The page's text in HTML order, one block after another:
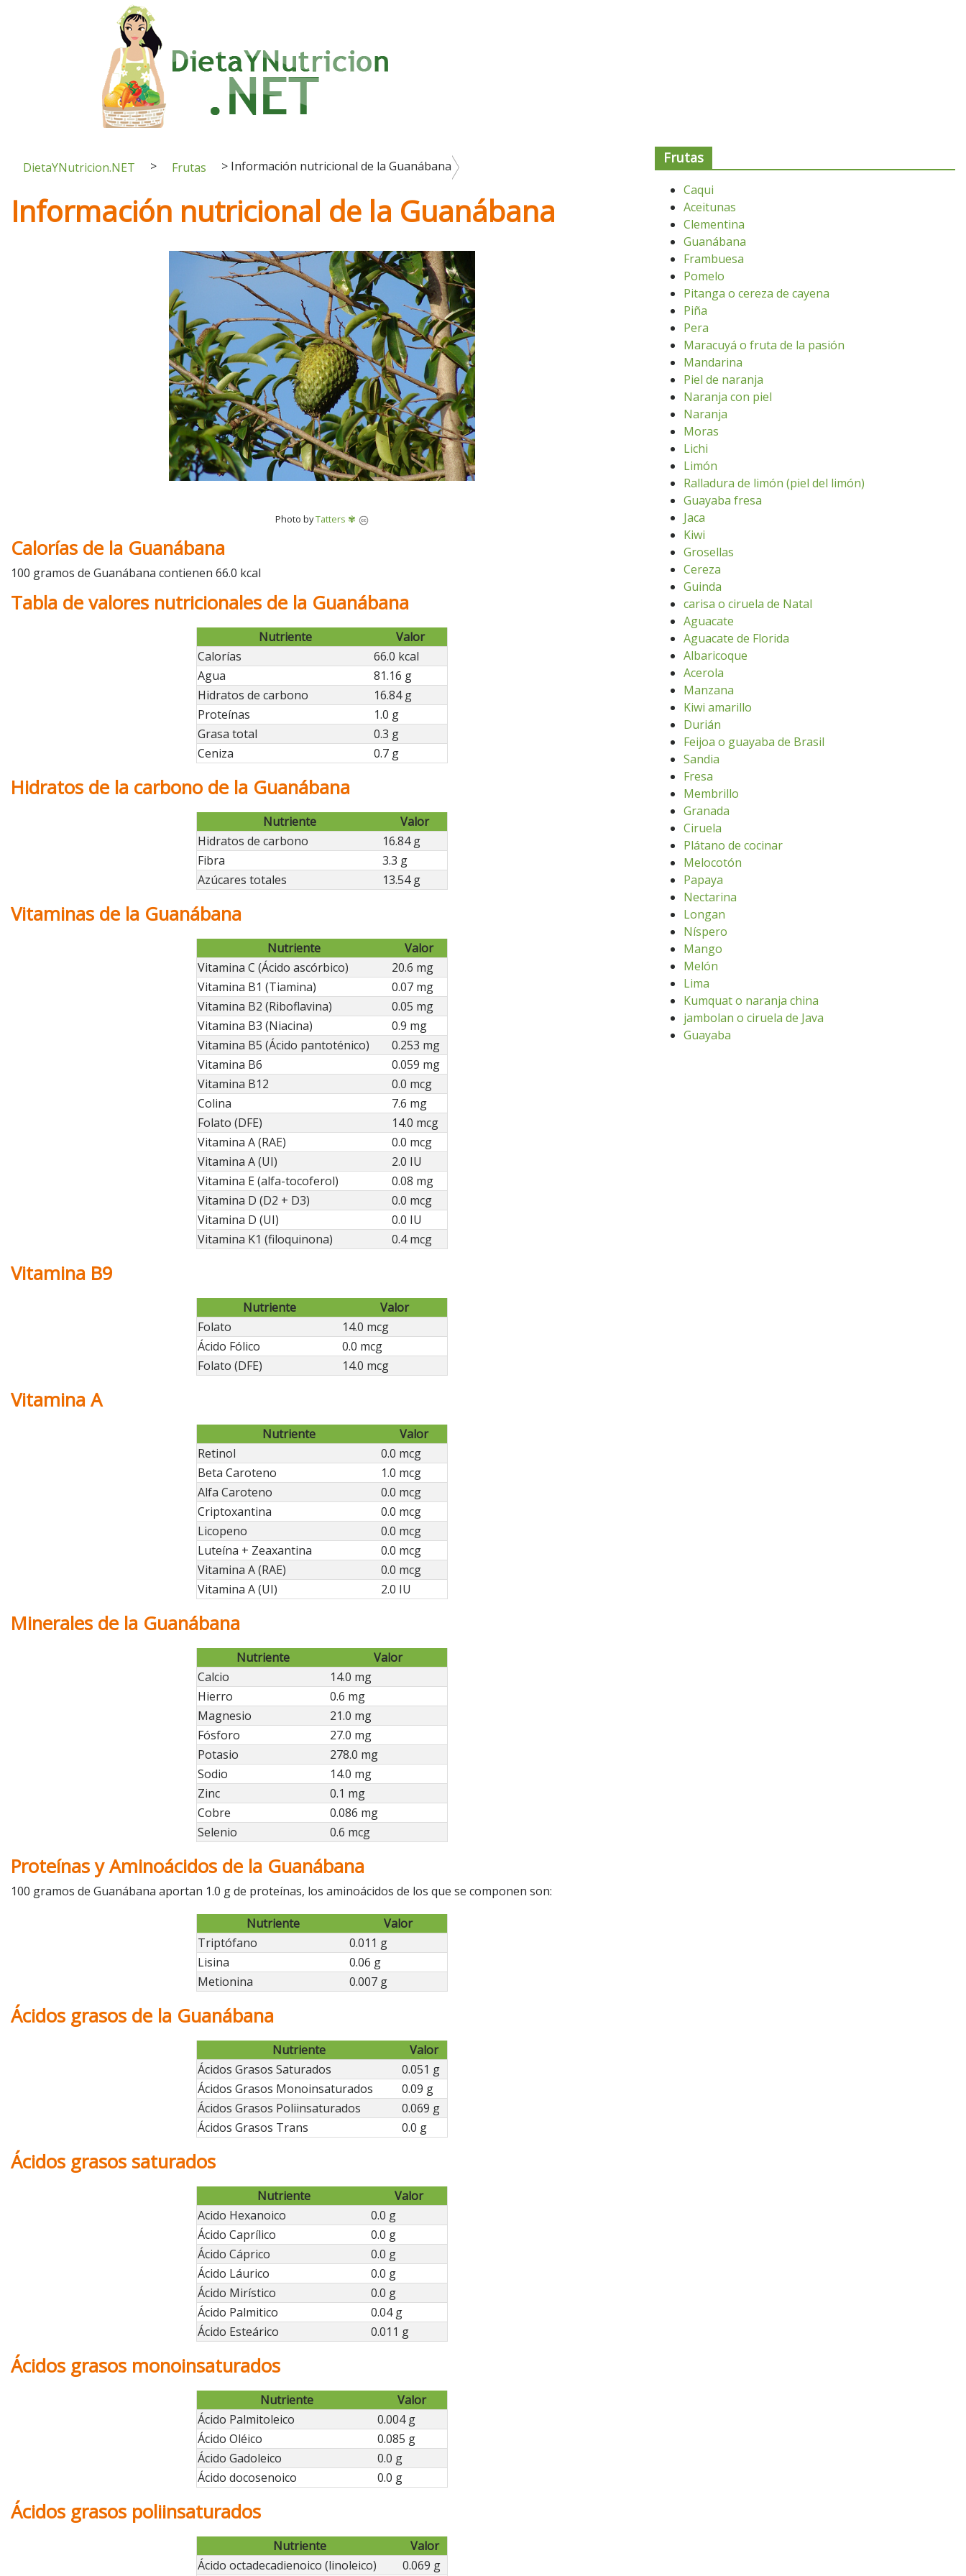
DietaYNutricion.NET > Frutas > Información nutricional de la Guanábana
Información nutricional de la Guanábana
Photo byTatters ✾
Calorías de la Guanábana
100 gramos de Guanábana contienen 66.0 kcal
Tabla de valores nutricionales de la Guanábana
Nutriente
Valor
Calorías
66.0 kcal
Agua
81.16 g
Hidratos de carbono
16.84 g
Proteínas
1.0 g
Grasa total
0.3 g
Ceniza
0.7 g
Hidratos de la carbono de la Guanábana
Nutriente
Valor
Hidratos de carbono
16.84 g
Fibra
3.3 g
Azúcares totales
13.54 g
Vitaminas de la Guanábana
Nutriente
Valor
Vitamina C (Ácido ascórbico)
20.6 mg
Vitamina B1 (Tiamina)
0.07 mg
Vitamina B2 (Riboflavina)
0.05 mg
Vitamina B3 (Niacina)
0.9 mg
Vitamina B5 (Ácido pantoténico)
0.253 mg
Vitamina B6
0.059 mg
Vitamina B12
0.0 mcg
Colina
7.6 mg
Folato (DFE)
14.0 mcg
Vitamina A (RAE)
0.0 mcg
Vitamina A (UI)
2.0 IU
Vitamina E (alfa-tocoferol)
0.08 mg
Vitamina D (D2 + D3)
0.0 mcg
Vitamina D (UI)
0.0 IU
Vitamina K1 (filoquinona)
0.4 mcg
Vitamina B9
Nutriente
Valor
Folato
14.0 mcg
Ácido Fólico
0.0 mcg
Folato (DFE)
14.0 mcg
Vitamina A
Nutriente
Valor
Retinol
0.0 mcg
Beta Caroteno
1.0 mcg
Alfa Caroteno
0.0 mcg
Criptoxantina
0.0 mcg
Licopeno
0.0 mcg
Luteína + Zeaxantina
0.0 mcg
Vitamina A (RAE)
0.0 mcg
Vitamina A (UI)
2.0 IU
Minerales de la Guanábana
Nutriente
Valor
Calcio
14.0 mg
Hierro
0.6 mg
Magnesio
21.0 mg
Fósforo
27.0 mg
Potasio
278.0 mg
Sodio
14.0 mg
Zinc
0.1 mg
Cobre
0.086 mg
Selenio
0.6 mcg
Proteínas y Aminoácidos de la Guanábana
100 gramos de Guanábana aportan 1.0 g de proteínas, los aminoácidos de los que se componen son:
Nutriente
Valor
Triptófano
0.011 g
Lisina
0.06 g
Metionina
0.007 g
Ácidos grasos de la Guanábana
Nutriente
Valor
Ácidos Grasos Saturados
0.051 g
Ácidos Grasos Monoinsaturados
0.09 g
Ácidos Grasos Poliinsaturados
0.069 g
Ácidos Grasos Trans
0.0 g
Ácidos grasos saturados
Nutriente
Valor
Acido Hexanoico
0.0 g
Ácido Caprílico
0.0 g
Ácido Cáprico
0.0 g
Ácido Láurico
0.0 g
Ácido Mirístico
0.0 g
Ácido Palmitico
0.04 g
Ácido Esteárico
0.011 g
Ácidos grasos monoinsaturados
Nutriente
Valor
Ácido Palmitoleico
0.004 g
Ácido Oléico
0.085 g
Ácido Gadoleico
0.0 g
Ácido docosenoico
0.0 g
Ácidos grasos poliinsaturados
Nutriente
Valor
Ácido octadecadienoico (linoleico)
0.069 g
Frutas
Caqui
Aceitunas
Clementina
Guanábana
Frambuesa
Pomelo
Pitanga o cereza de cayena
Piña
Pera
Maracuyá o fruta de la pasión
Mandarina
Piel de naranja
Naranja con piel
Naranja
Moras
Lichi
Limón
Ralladura de limón (piel del limón)
Guayaba fresa
Jaca
Kiwi
Grosellas
Cereza
Guinda
carisa o ciruela de Natal
Aguacate
Aguacate de Florida
Albaricoque
Acerola
Manzana
Kiwi amarillo
Durián
Feijoa o guayaba de Brasil
Sandia
Fresa
Membrillo
Granada
Ciruela
Plátano de cocinar
Melocotón
Papaya
Nectarina
Longan
Níspero
Mango
Melón
Lima
Kumquat o naranja china
jambolan o ciruela de Java
Guayaba